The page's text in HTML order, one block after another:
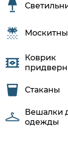
Коврик
Стаканы
Вешалки
одежды